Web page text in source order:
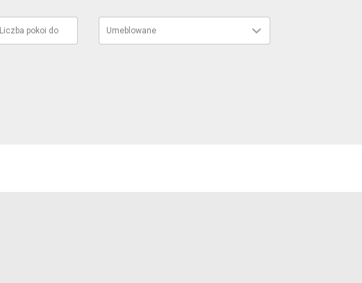
Liczba pokoi do Umeblowane